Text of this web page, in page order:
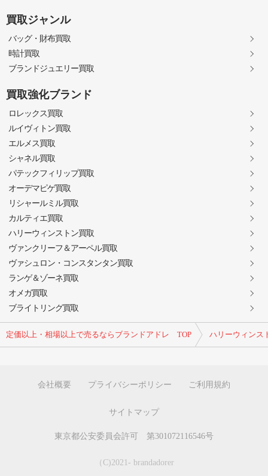
定価以上・相場以上で売るならブランドアドレ TOP ハリーウィンス
買取ジャンル
バッグ・財布買取
時計買取
ブランドジュエリー買取
買取強化ブランド
ロレックス買取
ルイヴィトン買取
エルメス買取
シャネル買取
パテックフィリップ買取
オーデマピゲ買取
リシャールミル買取
カルティエ買取
ハリーウィンストン買取
ヴァンクリーフ＆アーペル買取
ヴァシュロン・コンスタンタン買取
ランゲ＆ゾーネ買取
オメガ買取
ブライトリング買取
会社概要 プライバシーポリシー ご利用規約
サイトマップ
東京都公安委員会許可 第301072116546号
（C)2021- brandadorer